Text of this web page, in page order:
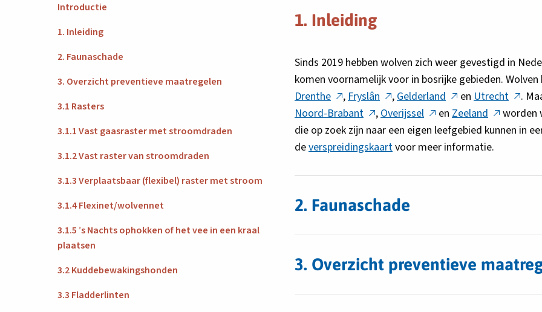
Introductie
1. Inleiding
2. Faunaschade
3. Overzicht preventieve maatregelen
3.1 Rasters
3.1.1 Vast gaasraster met stroomdraden
3.1.2 Vast raster van stroomdraden
3.1.3 Verplaatsbaar (flexibel) raster met stroom
3.1.4 Flexinet/wolvennet
3.1.5 ’s Nachts ophokken of het vee in een kraal
plaatsen
3.2 Kuddebewakingshonden
3.3 Fladderlinten
1. Inleiding
Sinds 2019 hebben wolven zich weer gevestigd in
komen voornamelijk voor in bosrijke gebieden.
DrentheDeze
link
opent
in
nieuw
,FryslânDeze
link
opent
in
nieuw
tabblad
,GelderlandDeze
link
opent
in
nieuw
en UtrechtDeze
link
opent
nieuw
.
Noord-BrabantDeze
link
opent
een
nieuw
tabblad
,OverijsselDeze
link
opent
een
en ZeelandDeze
link
opent
een
worden
die op zoek zijn naar een eigen leefgebied kunnen in
deverspreidingskaartvoor meer informatie.
2. Faunaschade
3. Overzicht preventieve